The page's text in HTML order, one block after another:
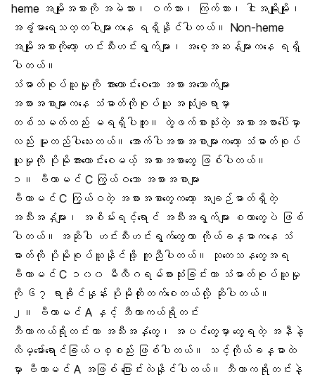
heme အမျိုးအစားကို အမဲသား၊ ဝက်သား၊ ကြက်သား၊ ငါးအမျိုးမျိုး၊
အခွံမာရေသတ္တဝါများကနေ ရရှိနိုင်ပါတယ်။ Non-heme
အမျိုးအစားကိုတော့ ဟင်းသီးဟင်းရွက်များ၊ အစေ့အဆန်များကနေ ရရှိ
ပါတယ်။
သံဓာတ်စုပ်ယူမှု ကို အားကောင်းစေသော အစားအသောက်များ
အစားအစာများကနေ သံဓာတ်ကိုစုပ်ယူ အသုံးချရာမှာ
တစ်သမတ်တည်း မရရှိပါဘူး။ တွဲဖက်စားသုံးတဲ့ အစားအစာပေါ်မှာ
လည်း မူတည်ပါသေးတယ်။ အောက်ပါအစားအစာများကတော့ သံဓာတ်စုပ်
ယူမှုကို ပိုမိုအားကောင်းစေမယ့် အစားအစာတွေ ဖြစ်ပါတယ်။
၁။
ဗီတာမင် Cကြွယ်ဝသော အစားအစာများ
ဗီတာမင် C ကြွယ်ဝတဲ့ အစားအစာတွေကတော့ အချဉ်ဓာတ်ရှိတဲ့
အသီးအနှံများ၊ အစိမ်းရင့်ရောင် အသီးအရွက်များ စတာတွေပဲ ဖြစ်
ပါတယ်။ အဆိုပါ ဟင်းသီးဟင်းရွက်တွေဟာ ကိုယ်ခန္ဓာကနေ သံ
ဓာတ်ကို ပိုမိုစုပ်ယူနိုင်ဖို့ ကူညီပါတယ်။ သုတေသနတွေအရ
ဗီတာမင် C ၁၀၀ မီလီဂရမ်စားသုံးခြင်းဟာ သံဓာတ်စုပ်ယူမှု
ကို ၆၇ ရာခိုင်နှုန်း ပိုမိုတိုးတက်စေတယ်လို့ ဆိုပါတယ်။
၂။
ဗီတာမင် Aနှင့် ဘီတာကယ်ရိုတင်း
ဘီတာကယ်ရိုတင်းဟာ အသီးအနှံတွေ၊ အပင်တွေမှာ တွေ့ရတဲ့ အနီနဲ့
လိမ္မော်ရောင်ခြယ်ပစ္စည်း ဖြစ်ပါတယ်။ သင့်ကိုယ်ခန္ဓာထဲ
မှာ ဗီတာမင် A အဖြစ် ပြောင်းလဲနိုင်ပါတယ်။ ဘီတာကရိုတင်းနဲ့